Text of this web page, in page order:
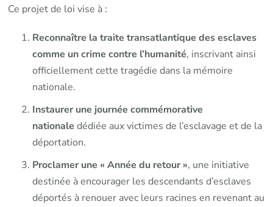
Ce projet de loi vise à :
Reconnaître la traite transatlantique des esclaves
comme un crime contre l’humanité, inscrivant ainsi
officiellement cette tragédie dans la mémoire
nationale.
Instaurer une journée commémorative
nationale dédiée aux victimes de l’esclavage et de la
déportation.
Proclamer une « Année du retour », une initiative
destinée à encourager les descendants d’esclaves
déportés à renouer avec leurs racines en revenant au